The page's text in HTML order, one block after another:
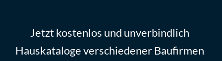
Jetzt kostenlos und unverbindlich
Hauskataloge verschiedener Baufirmen